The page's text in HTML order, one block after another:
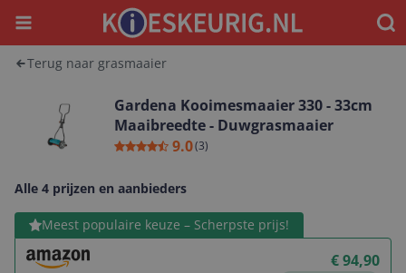
Menu
Terug naar grasmaaier
Gardena Kooimesmaaier 330 - 33cm
Maaibreedte - Duwgrasmaaier
9.0(3)
Alle 4 prijzen en aanbieders
Meest populaire keuze – Scherpste prijs!
€ 94,90
Bekijk product